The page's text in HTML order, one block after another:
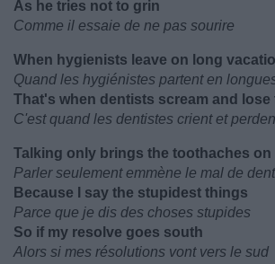
As he tries not to grin
Comme il essaie de ne pas sourire
When hygienists leave on long
Quand les hygiénistes partent en
That's when dentists scream and lose
C'est quand les dentistes crient et
Talking only brings the toothaches on
Parler seulement emmène le mal de
Because I say the stupidest things
Parce que je dis des choses stupides
So if my resolve goes south
Alors si mes résolutions vont vers le sud